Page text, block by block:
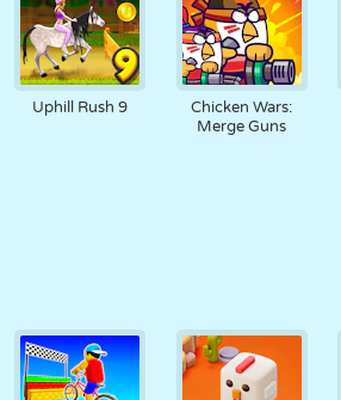
Uphill Rush 9
Chicken Wars:
Merge Guns